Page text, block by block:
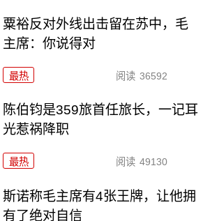
粟裕反对外线出击留在苏中，毛
主席：你说得对
最热 阅读 36592
陈伯钧是359旅首任旅长，一记耳
光惹祸降职
最热 阅读 49130
斯诺称毛主席有4张王牌，让他拥
有了绝对自信